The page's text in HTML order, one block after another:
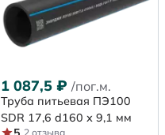
1 087,5 ₽ /пог.м.
Труба питьевая ПЭ100
SDR 17,6 d160 х 9,1 мм
2 отзыва